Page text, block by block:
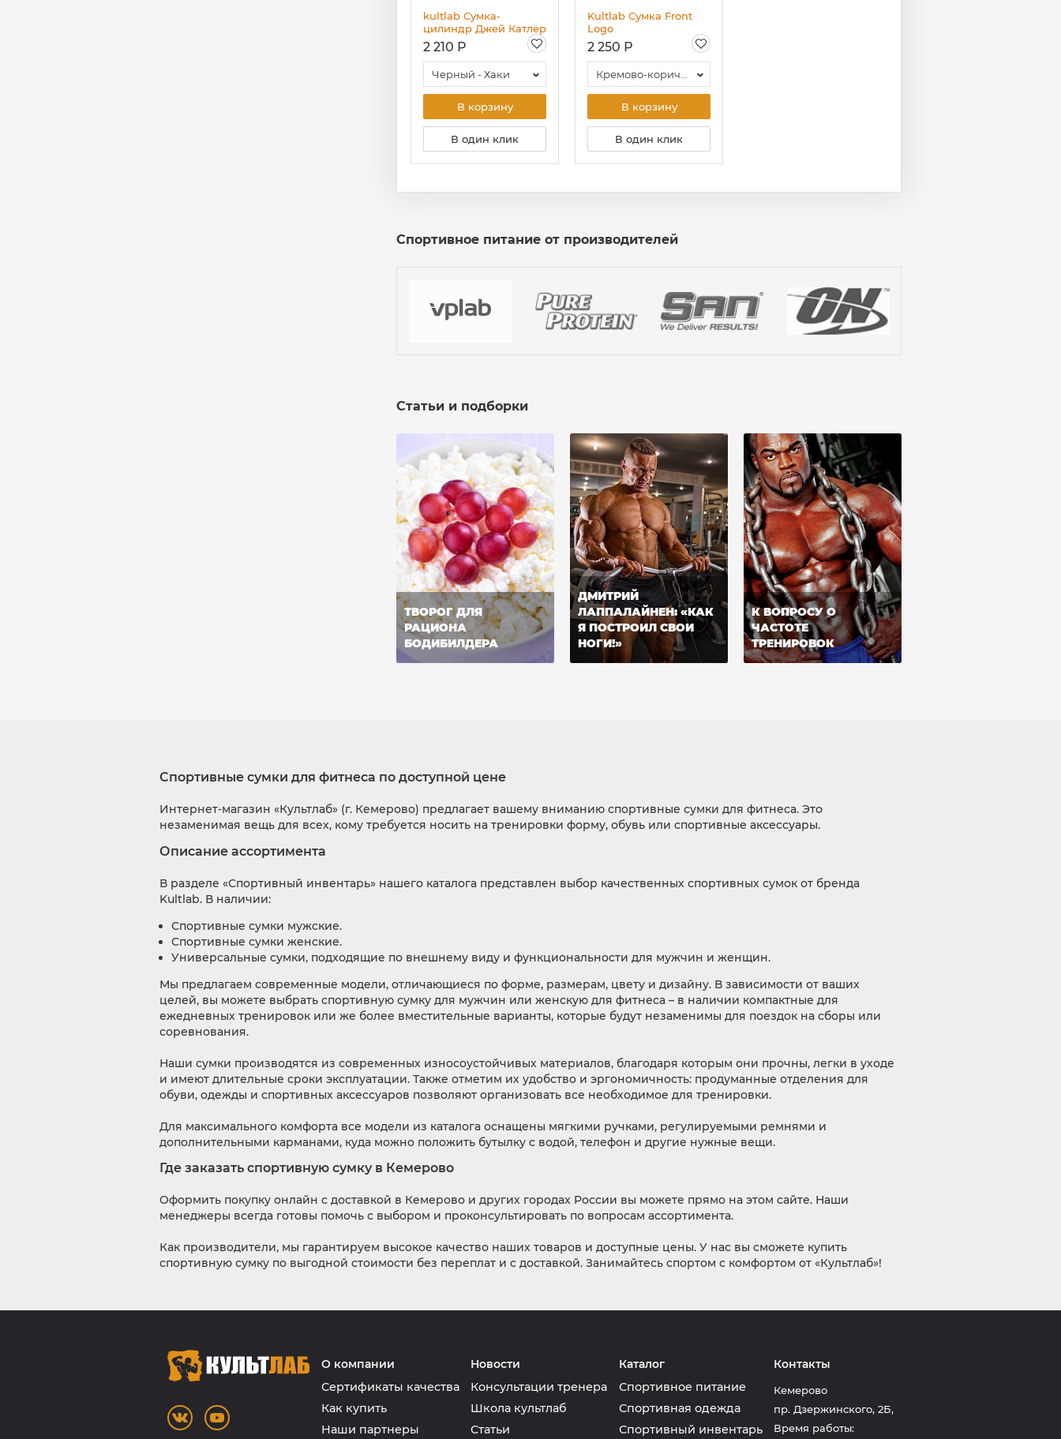
kultlab Сумка-
цилиндр Джей Катлер
2 210 Р
Черный - Хаки
В корзину
В один клик
Kultlab Сумка Front
Logo
2 250 Р
В корзину
В один клик
Спортивное питание от производителей
Статьи и подборки
ТВОРОГ ДЛЯ
РАЦИОНА
БОДИБИЛДЕРА
ДМИТРИЙ
ЛАППАЛАЙНЕН: «КАК
Я ПОСТРОИЛ СВОИ
НОГИ!»
К ВОПРОСУ О
ЧАСТОТЕ
ТРЕНИРОВОК
Спортивные сумки для фитнеса по доступной цене
Интернет-магазин «Культлаб» (г. Кемерово) предлагает вашему вниманию спортивные сумки для фитнеса. Это
незаменимая вещь для всех, кому требуется носить на тренировки форму, обувь или спортивные аксессуары.
Описание ассортимента
В разделе «Спортивный инвентарь» нашего каталога представлен выбор качественных спортивных сумок от бренда
Kultlab. В наличии:
Спортивные сумки мужские.
Спортивные сумки женские.
Универсальные сумки, подходящие по внешнему виду и функциональности для мужчин и женщин.
Мы предлагаем современные модели, отличающиеся по форме, размерам, цвету и дизайну. В зависимости от ваших
целей, вы можете выбрать спортивную сумку для мужчин или женскую для фитнеса – в наличии компактные для
ежедневных тренировок или же более вместительные варианты, которые будут незаменимы для поездок на сборы или
соревнования.
Наши сумки производятся из современных износоустойчивых материалов, благодаря которым они прочны, легки в уходе
и имеют длительные сроки эксплуатации. Также отметим их удобство и эргономичность: продуманные отделения для
обуви, одежды и спортивных аксессуаров позволяют организовать все необходимое для тренировки.
Для максимального комфорта все модели из каталога оснащены мягкими ручками, регулируемыми ремнями и
дополнительными карманами, куда можно положить бутылку с водой, телефон и другие нужные вещи.
Где заказать спортивную сумку в Кемерово
Оформить покупку онлайн с доставкой в Кемерово и других городах России вы можете прямо на этом сайте. Наши
менеджеры всегда готовы помочь с выбором и проконсультировать по вопросам ассортимента.
Как производители, мы гарантируем высокое качество наших товаров и доступные цены. У нас вы сможете купить
спортивную сумку по выгодной стоимости без переплат и с доставкой. Занимайтесь спортом с комфортом от «Культлаб»!
О компании
Сертификаты качества
Как купить
Наши партнеры
Новости
Консультации тренера
Школа культлаб
Статьи
Каталог
Спортивное питание
Спортивная одежда
Спортивный инвентарь
Контакты
Кемерово
пр. Дзержинского, 2Б,
Время работы: